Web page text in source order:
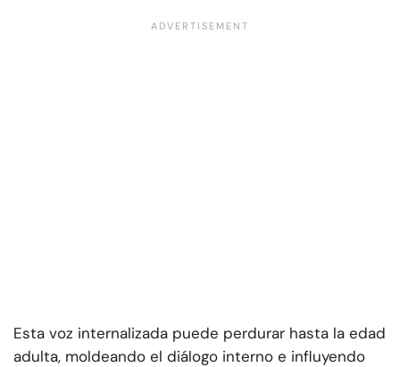
Esta voz internalizada puede perdurar hasta la edad
adulta, moldeando el diálogo interno e influyendo